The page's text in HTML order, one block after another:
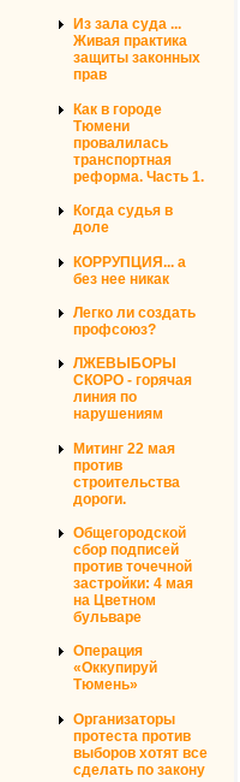
Из зала суда ...
Живая практика
защиты законных
прав
Как в городе
Тюмени
провалилась
транспортная
реформа. Часть 1.
Когда судья в
доле
КОРРУПЦИЯ... а
без нее никак
Легко ли создать
профсоюз?
ЛЖЕВЫБОРЫ
СКОРО - горячая
линия по
нарушениям
Митинг 22 мая
против
строительства
дороги.
Общегородской
сбор подписей
против точечной
застройки: 4 мая
на Цветном
бульваре
Операция
«Оккупируй
Тюмень»
Организаторы
протеста против
выборов хотят все
сделать по закону